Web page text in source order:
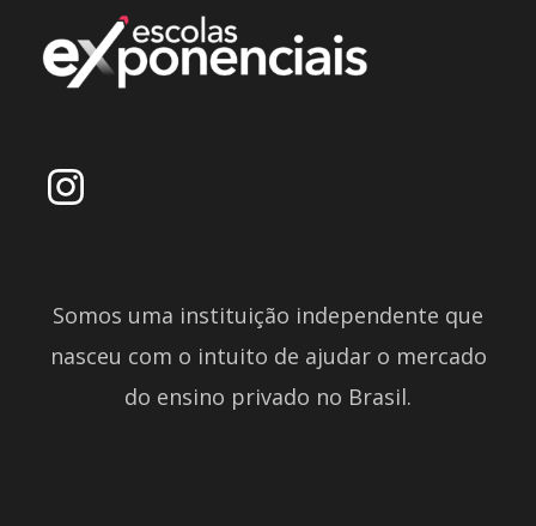
Somos uma instituição independente que
nasceu com o intuito de ajudar o mercado
do ensino privado no Brasil.